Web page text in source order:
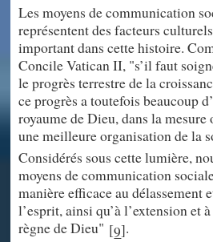
Les moyens de communication
représentent des facteurs
important dans cette histoire.
Concile Vatican II, "s’il faut
le progrès terrestre de la
ce progrès a toutefois beaucoup
royaume de Dieu, dans la
une meilleure organisation de la
Considérés sous cette lumière,
moyens de communication
manière efficace au délassement
l’esprit, ainsi qu’à l’extension et
règne de Dieu" [9].